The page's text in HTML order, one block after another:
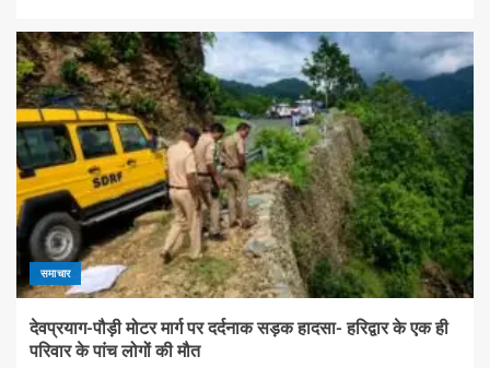
समाचार
देवप्रयाग-पौड़ी मोटर मार्ग पर दर्दनाक सड़क हादसा- हरिद्वार के एक ही
परिवार के पांच लोगों की मौत